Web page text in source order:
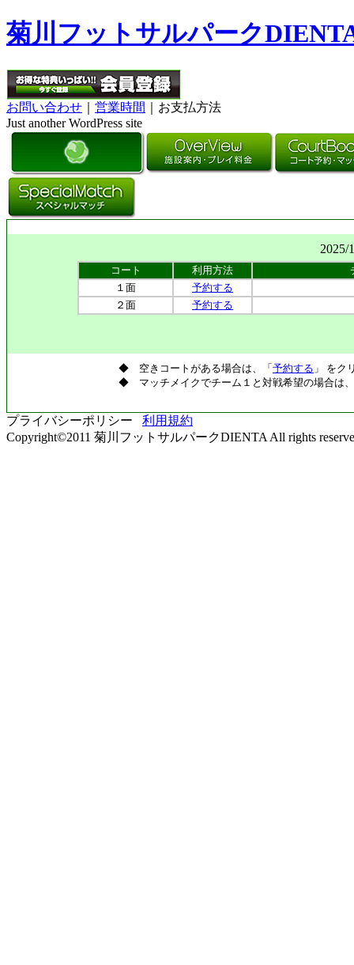
菊川フットサルパーク
お問い合わせ 営業時間
｜お支払方法
Just another WordPress site
2025/
コート 利用方法
１面
予約する
２面
予約する
◆ 空きコートがある場合は、「 予約する 」 をク
◆ マッチメイクでチーム１と対戦希望の場合は
プライバシーポリシー 利用規約
Copyright©2011 菊川フットサルパークDIENTA All rights